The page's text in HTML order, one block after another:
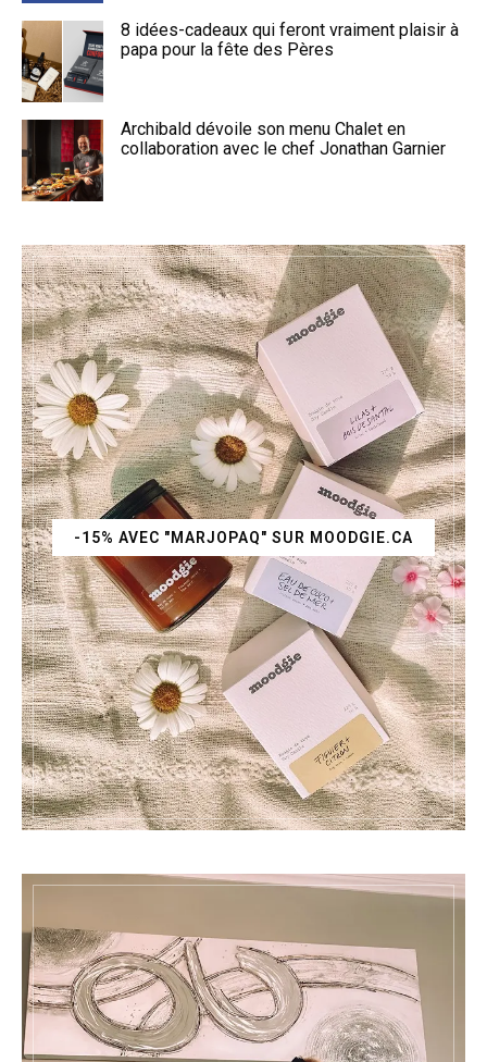
8 idées-cadeaux qui feront vraiment plaisir à
papa pour la fête des Pères
Archibald dévoile son menu Chalet en
collaboration avec le chef Jonathan Garnier
-15% AVEC "MARJOPAQ" SUR MOODGIE.CA